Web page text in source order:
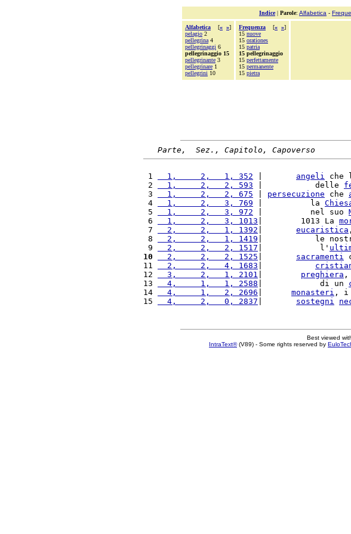
Indice| Parole: Alfabetica -
Alfabetica [« »]
pelagio 2
pellegrina 4
pellegrinaggi 6
pellegrinaggio 15
pellegrinante 3
pellegrinare 1
pellegrini 10
Frequenza [« »]
15 nuove
15 orationes
15 patria
15 pellegrinaggio
15 perfettamente
15 permanente
15 pietra
Parte,  Sez., Capitolo, Capoverso
1
  1,     2,   1, 352
angeli che
2
  1,     2,   2, 593
|           delle
3
  1,     2,   2, 675
persecuzione che
4
  1,     2,   3, 769
|          la
5
  1,     2,   3, 972
|          nel suo
6
  1,     2,   3, 1013
|        1013 La
7
  2,     2,   1, 1392
eucaristica
8
  2,     2,   1, 1419
|           le
9
  2,     2,   2, 1517
|            l'
10
  2,     2,   2, 1525
sacramenti
11
  2,     2,   4, 1683
12
  3,     2,   1, 2101
preghiera ,
13
  4,     1,   1, 2588
|            di un
14
  4,     1,   2, 2696
monasteri , i
15
  4,     2,   0, 2837
sostegni
Best viewed
IntraText®(V89) - Some rights reserved by